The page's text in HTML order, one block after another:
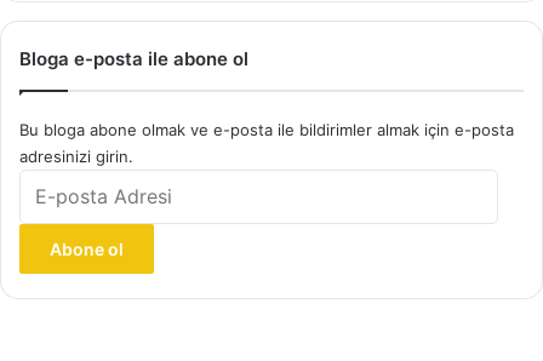
Bloga e-posta ile abone ol
Bu bloga abone olmak ve e-posta ile bildirimler almak için e-posta
adresinizi girin.
posta
Abone ol